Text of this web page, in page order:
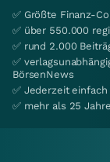
✅ Größte Finanz-
✅ über 550.000
✅ rund 2.000
✅
BörsenNews
✅ Jederzeit
✅ mehr als 25